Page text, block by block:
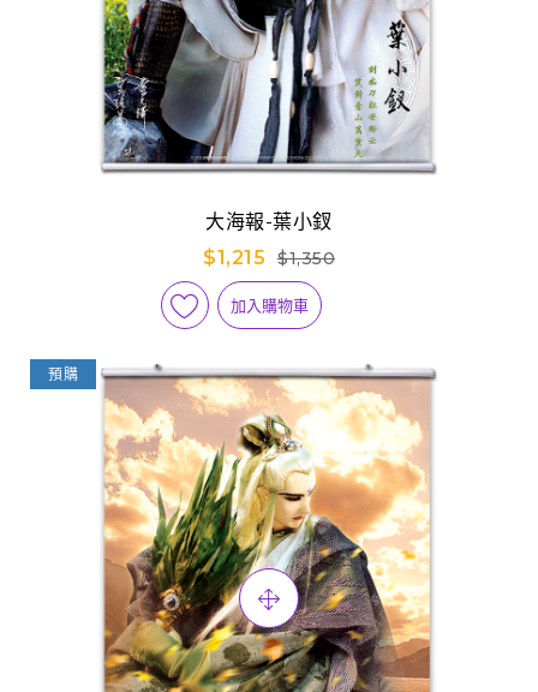
大海報-葉小釵
$1,215
$1,350
加入購物車
預購